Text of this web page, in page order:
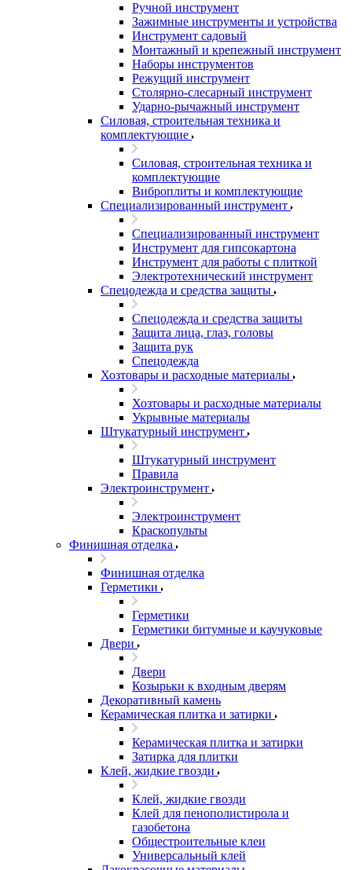
Ручной инструмент
Зажимные инструменты и устройства
Инструмент садовый
Монтажный и крепежный инструмент
Наборы инструментов
Режущий инструмент
Столярно-слесарный инструмент
Ударно-рычажный инструмент
Силовая, строительная техника и
комплектующие
Силовая, строительная техника и
комплектующие
Виброплиты и комплектующие
Специализированный инструмент
Специализированный инструмент
Инструмент для гипсокартона
Инструмент для работы с плиткой
Электротехнический инструмент
Спецодежда и средства защиты
Спецодежда и средства защиты
Защита лица, глаз, головы
Защита рук
Спецодежда
Хозтовары и расходные материалы
Хозтовары и расходные материалы
Укрывные материалы
Штукатурный инструмент
Штукатурный инструмент
Правила
Электроинструмент
Электроинструмент
Краскопульты
Финишная отделка
Финишная отделка
Герметики
Герметики
Герметики битумные и каучуковые
Двери
Двери
Козырьки к входным дверям
Декоративный камень
Керамическая плитка и затирки
Керамическая плитка и затирки
Затирка для плитки
Клей, жидкие гвозди
Клей, жидкие гвозди
Клей для пенополистирола и
газобетона
Общестроительные клеи
Универсальный клей